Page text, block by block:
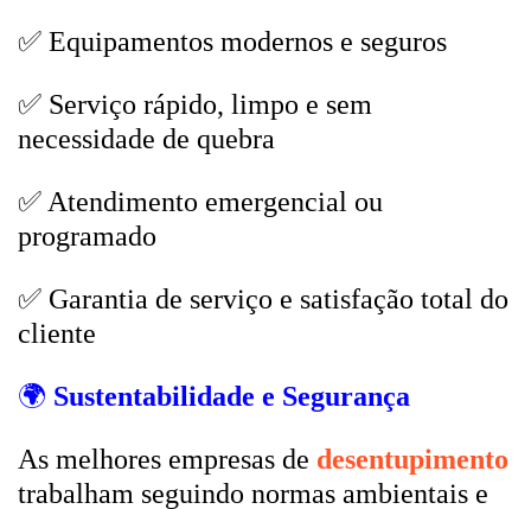
✅ Equipamentos modernos e seguros
✅ Serviço rápido, limpo e sem
necessidade de quebra
✅ Atendimento emergencial ou
programado
✅ Garantia de serviço e satisfação total do
cliente
🌍 Sustentabilidade e Segurança
As melhores empresas de desentupimento
trabalham seguindo normas ambientais e